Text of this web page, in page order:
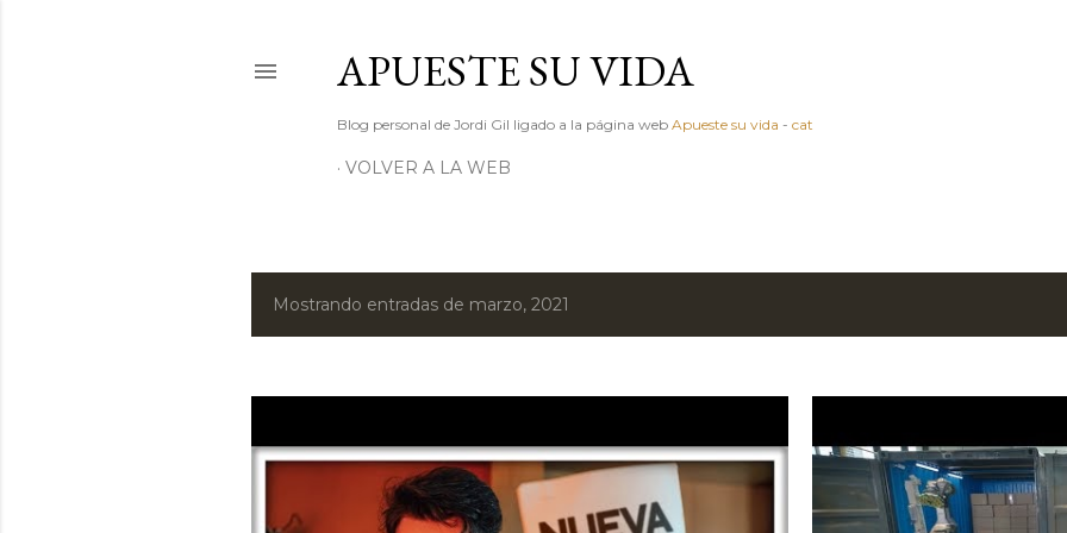
APUESTE SU VIDA
Blog personal de Jordi Gil ligado a la página web Apueste su vida - cat
VOLVER A LA WEB
E
r
Mostrando entradas de marzo, 2021